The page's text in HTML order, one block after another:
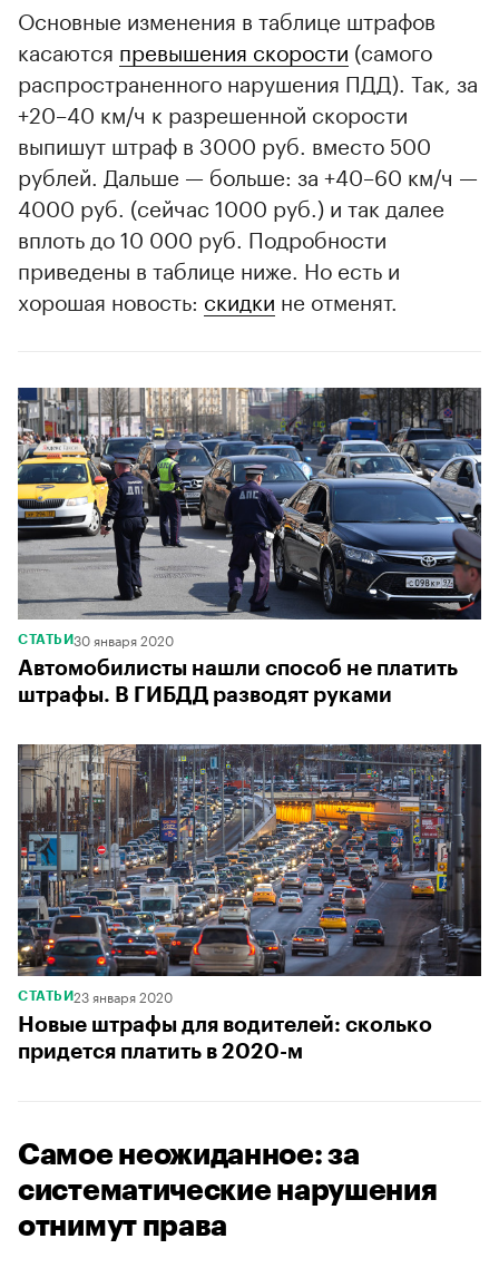
00:00 / 00:00
Основные изменения в таблице штрафов
касаются превышения скорости (самого
распространенного нарушения ПДД). Так, за
+20–40 км/ч к разрешенной скорости
выпишут штраф в 3000 руб. вместо 500
рублей. Дальше — больше: за +40–60 км/ч —
4000 руб. (сейчас 1000 руб.) и так далее
вплоть до 10 000 руб. Подробности
приведены в таблице ниже. Но есть и
хорошая новость: скидки не отменят.
СТАТЬИ30 января 2020
Автомобилисты нашли способ не платить
штрафы. В ГИБДД разводят руками
СТАТЬИ23 января 2020
Новые штрафы для водителей: сколько
придется платить в 2020-м
Самое неожиданное: за
систематические нарушения
отнимут права